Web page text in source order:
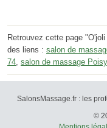
Retrouvez cette page
des liens : salon de
74 salon de massage Poisy
SalonsMassage.fr : les
©